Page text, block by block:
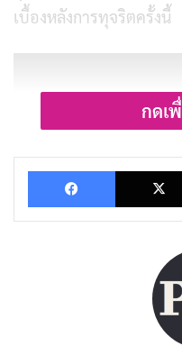
เบื้องหลังการทุจริตครั้งนี้
คิม มย็อง-ซู รับบทเป็นจา
กดเ
Facebook